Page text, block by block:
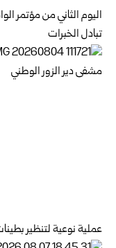
اليوم الثاني من مؤتمر
تبادل الخبرات
عملية نوعية لتنظير